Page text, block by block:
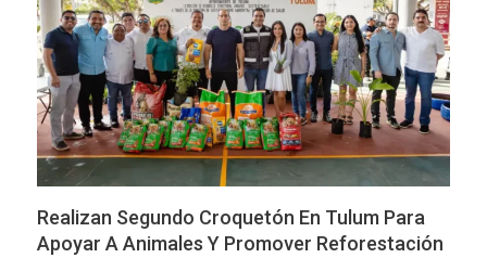
Realizan Segundo Croquetón En Tulum Para
Apoyar A Animales Y Promover Reforestación